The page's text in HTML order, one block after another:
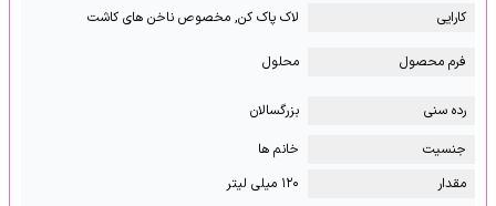
کارایی
لاک پاک کن, مخصوص ناخن های کاشت
فرم محصول محلول
رده سنی
بزرگسالان
جنسیت
خانم ها
مقدار
۱۲۰ میلی لیتر